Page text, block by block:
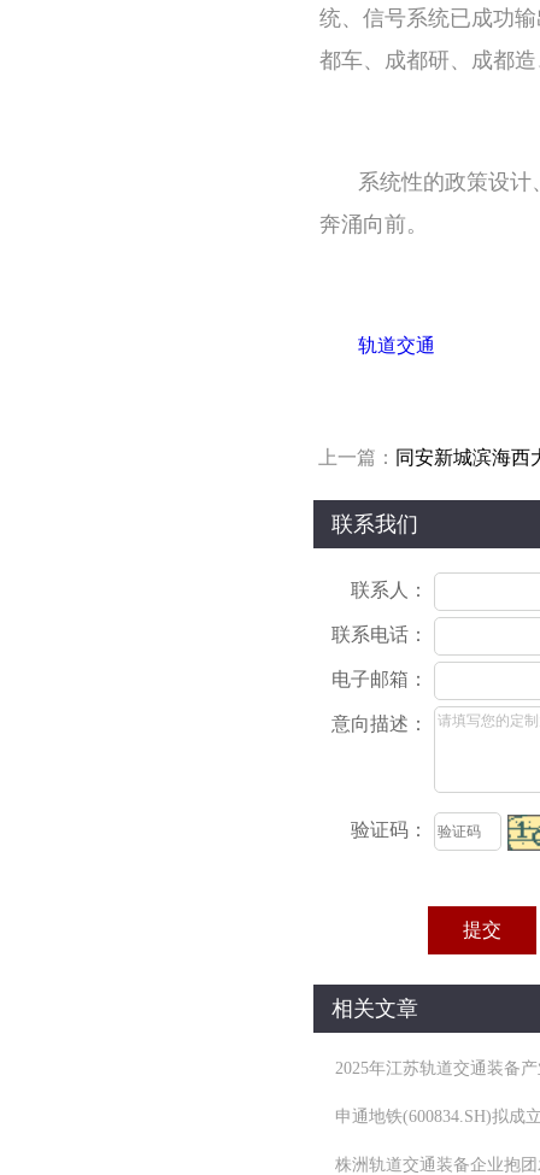
统、信号系统已成功
都车、成都研、成都
系统性的政策设计
奔涌向前。
轨道交通
上一篇： 同安新城滨海西
联系我们
联系人：
联系电话：
电子邮箱：
意向描述：
验证码：
相关文章
2025年江苏轨道交通装备
申通地铁(600834.SH)拟成
株洲轨道交通装备企业抱